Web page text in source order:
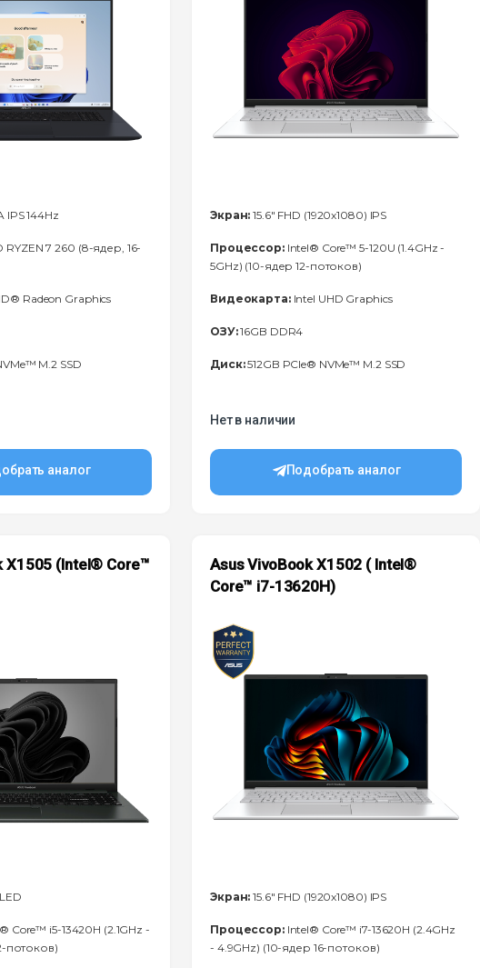
IPS 144Hz
RYZEN 7 260 (8-ядер, 16-
Radeon Graphics
M.2 SSD
аналог
Экран: 15.6" FHD (1920x1080) IPS
Процессор:Intel® Core™ 5-120U (1.4GHz -
5GHz) (10-ядер 12-потоков)
Видеокарта:Intel UHD Graphics
ОЗУ:16GB DDR4
Диск:512GB PCIe® NVMe™ M.2 SSD
Нет в наличии
Подобрать аналог
X1505 (Intel® Core™
Core™ i5-13420H (2.1GHz -
потоков)
Asus VivoBook X1502 ( Intel®
Core™ i7-13620H)
Экран: 15.6" FHD (1920x1080) IPS
Процессор:Intel® Core™ i7-13620H (2.4GHz
- 4.9GHz) (10-ядер 16-потоков)